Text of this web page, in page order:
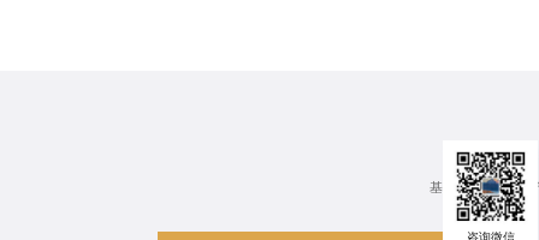
基于行业、场景